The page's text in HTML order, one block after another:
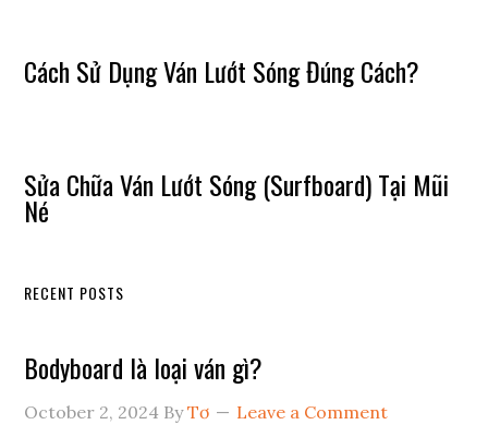
Cách Sử Dụng Ván Lướt Sóng Đúng Cách?
Sửa Chữa Ván Lướt Sóng (Surfboard) Tại Mũi
Né
RECENT POSTS
Bodyboard là loại ván gì?
October 2, 2024 ByTơ Leave a Comment